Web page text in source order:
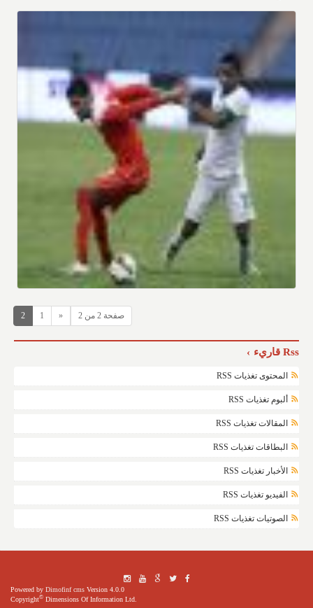
صفحة 2 من 2 «
1
2
Rss قاريء
المحتوى تغذيات RSS
ألبوم تغذيات RSS
المقالات تغذيات RSS
البطاقات تغذيات RSS
الأخبار تغذيات RSS
الفيديو تغذيات RSS
الصوتيات تغذيات RSS
Powered by Dimofinf cms Version 4.0.0
Copyright© Dimensions Of Information Ltd.